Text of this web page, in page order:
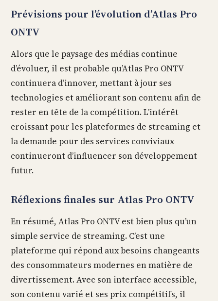
Prévisions pour l’évolution d’Atlas Pro
ONTV
Alors que le paysage des médias continue
d’évoluer, il est probable qu’Atlas Pro ONTV
continuera d’innover, mettant à jour ses
technologies et améliorant son contenu afin de
rester en tête de la compétition. L’intérêt
croissant pour les plateformes de streaming et
la demande pour des services conviviaux
continueront d’influencer son développement
futur.
Réflexions finales sur Atlas Pro ONTV
En résumé, Atlas Pro ONTV est bien plus qu’un
simple service de streaming. C’est une
plateforme qui répond aux besoins changeants
des consommateurs modernes en matière de
divertissement. Avec son interface accessible,
son contenu varié et ses prix compétitifs, il